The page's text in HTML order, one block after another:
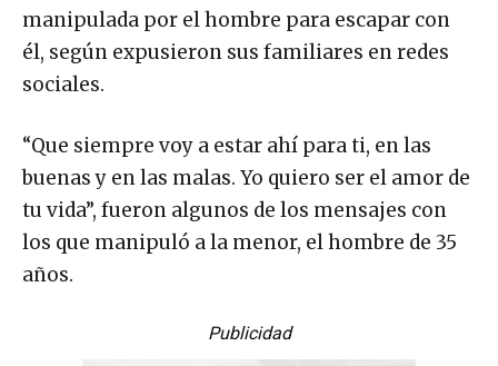
manipulada por el hombre para escapar con
él, según expusieron sus familiares en redes
sociales.
“Que siempre voy a estar ahí para ti, en las
buenas y en las malas. Yo quiero ser el amor de
tu vida”, fueron algunos de los mensajes con
los que manipuló a la menor, el hombre de 35
años.
Publicidad